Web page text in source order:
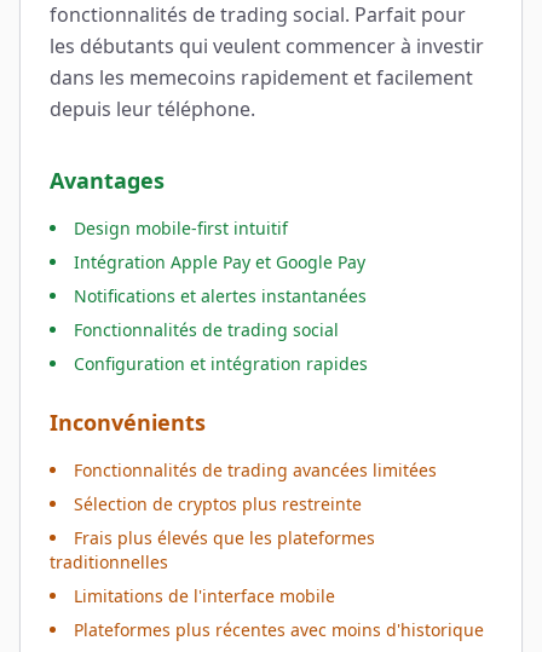
fonctionnalités de trading social. Parfait pour
les débutants qui veulent commencer à investir
dans les memecoins rapidement et facilement
depuis leur téléphone.
Avantages
Design mobile-first intuitif
Intégration Apple Pay et Google Pay
Notifications et alertes instantanées
Fonctionnalités de trading social
Configuration et intégration rapides
Inconvénients
Fonctionnalités de trading avancées limitées
Sélection de cryptos plus restreinte
Frais plus élevés que les plateformes
traditionnelles
Limitations de l'interface mobile
Plateformes plus récentes avec moins d'historique